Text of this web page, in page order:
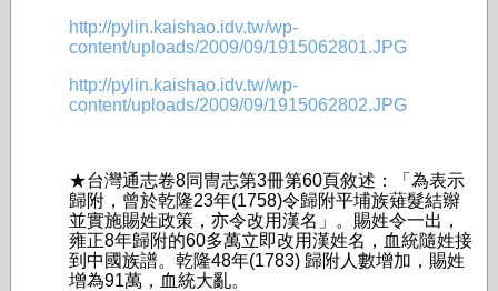
http://pylin.kaishao.idv.tw/wp-
content/uploads/2009/09/1915062801.JPG
http://pylin.kaishao.idv.tw/wp-
content/uploads/2009/09/1915062802.JPG
★台灣通志卷8同冑志第3冊第60頁敘述：「為表示
歸附，曾於乾隆23年(1758)­令歸附平埔族薙髮結辮
並實施賜姓政策，亦令改用漢名」。賜姓令一出，
雍正8年歸附的6­0多萬立即改用漢姓名，血統隨姓接
到中國族譜。乾隆48年(1783) 歸附人數增加，賜姓
增為91萬，血統大亂。